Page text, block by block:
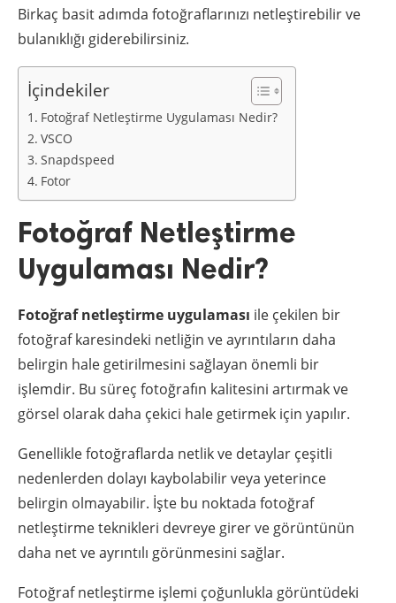
Birkaç basit adımda fotoğraflarınızı netleştirebilir ve
bulanıklığı giderebilirsiniz.
İçindekiler
Fotoğraf Netleştirme Uygulaması Nedir?
VSCO
Snapdspeed
Fotor
Fotoğraf Netleştirme
Uygulaması Nedir?
Fotoğraf netleştirme uygulaması ile çekilen bir
fotoğraf karesindeki netliğin ve ayrıntıların daha
belirgin hale getirilmesini sağlayan önemli bir
işlemdir. Bu süreç fotoğrafın kalitesini artırmak ve
görsel olarak daha çekici hale getirmek için yapılır.
Genellikle fotoğraflarda netlik ve detaylar çeşitli
nedenlerden dolayı kaybolabilir veya yeterince
belirgin olmayabilir. İşte bu noktada fotoğraf
netleştirme teknikleri devreye girer ve görüntünün
daha net ve ayrıntılı görünmesini sağlar.
Fotoğraf netleştirme işlemi çoğunlukla görüntüdeki